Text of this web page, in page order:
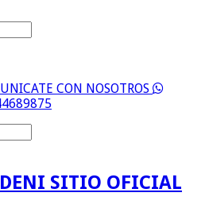
CON NOSOTROS
SITIO OFICIAL